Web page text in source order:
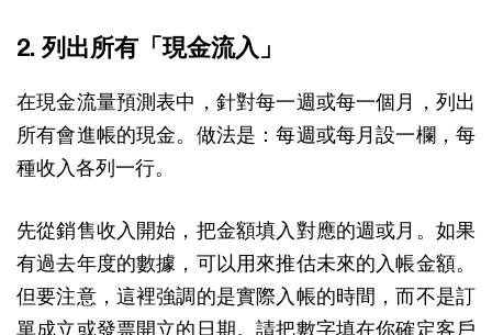
2. 列出所有「現金流入」
在現金流量預測表中，針對每一週或每一個月，列出
所有會進帳的現金。做法是：每週或每月設一欄，每
種收入各列一行。
先從銷售收入開始，把金額填入對應的週或月。如果
有過去年度的數據，可以用來推估未來的入帳金額。
但要注意，這裡強調的是實際入帳的時間，而不是訂
單成立或發票開立的日期。請把數字填在你確定客戶